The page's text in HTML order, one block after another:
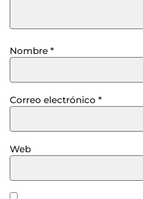
Nombre *
Correo electrónico *
Web